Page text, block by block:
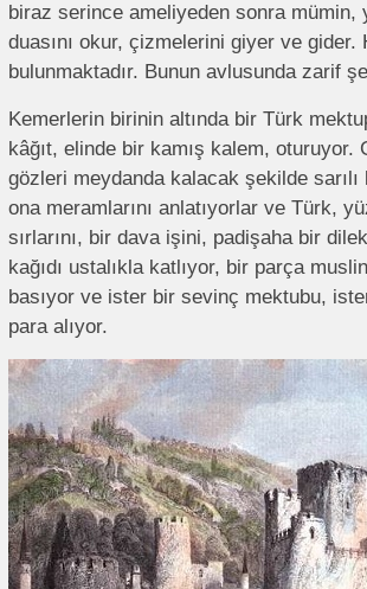
biraz serince ameliyeden sonra
duasını okur, çizmelerini giyer ve gider.
bulunmaktadır. Bunun avlusunda zarif
Kemerlerin birinin altında bir Türk
kâğıt, elinde bir kamış kalem,
gözleri meydanda kalacak şekilde
ona meramlarını anlatıyorlar ve Türk,
sırlarını, bir dava işini, padişaha bir
kağıdı ustalıkla katlıyor, bir parça
basıyor ve ister bir sevinç mektubu,
para alıyor.